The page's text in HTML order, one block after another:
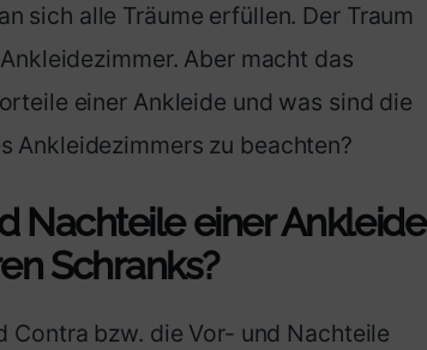
sich alle Träume erfüllen. Der Traum
Aber macht das
einer Ankleide und was sind die
Ankleidezimmers zu beachten?
Nachteile einer Ankleide
Schranks?
Contra bzw. die Vor- und Nachteile